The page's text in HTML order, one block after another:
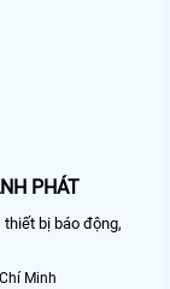
PHÁT
bị báo động,
Minh